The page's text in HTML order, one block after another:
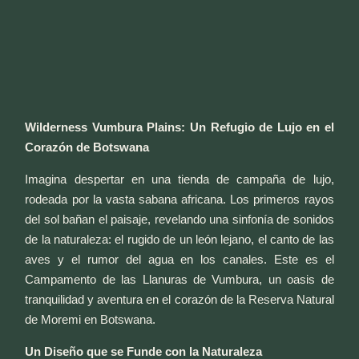
Wilderness Vumbura Plains: Un Refugio de Lujo en el
Corazón de Botswana
Imagina despertar en una tienda de campaña de lujo,
rodeada por la vasta sabana africana. Los primeros rayos
del sol bañan el paisaje, revelando una sinfonía de sonidos
de la naturaleza: el rugido de un león lejano, el canto de las
aves y el rumor del agua en los canales. Este es el
Campamento de las Llanuras de Vumbura, un oasis de
tranquilidad y aventura en el corazón de la Reserva Natural
de Moremi en Botswana.
Un Diseño que se Funde con la Naturaleza